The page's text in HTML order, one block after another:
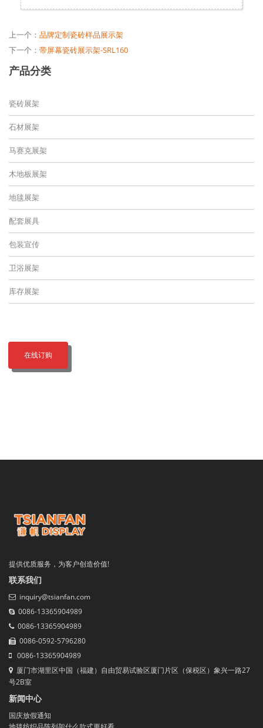
上一个： 品牌定制瓷砖样品展示架
下一个： 带屏幕瓷砖展示架-SRL160
产品分类
瓷砖展架
石材展架
马赛克展架
木地板展架
地毯展架
配套展具
包装宣传
卫浴展架
库存展架
在线订购
提供优质服务，为客户创造价值!
联系我们
inquiry@tsianfan.com
0086-13365904989
0086-13365904989
0086-0592-5796280
0086-13365904989
厦门市湖里区中国（福建）自由贸易试验区厦门片区（保税区）象兴一路27
号2B室
新闻中心
国庆放假通知